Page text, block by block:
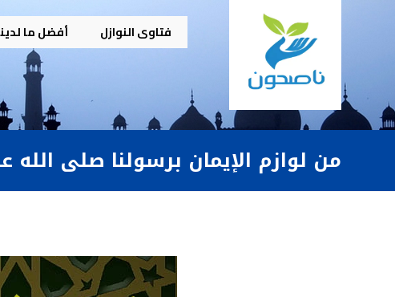
فتاوى النوازل أفضل ما
من لوازم الإيمان برسولنا صلى